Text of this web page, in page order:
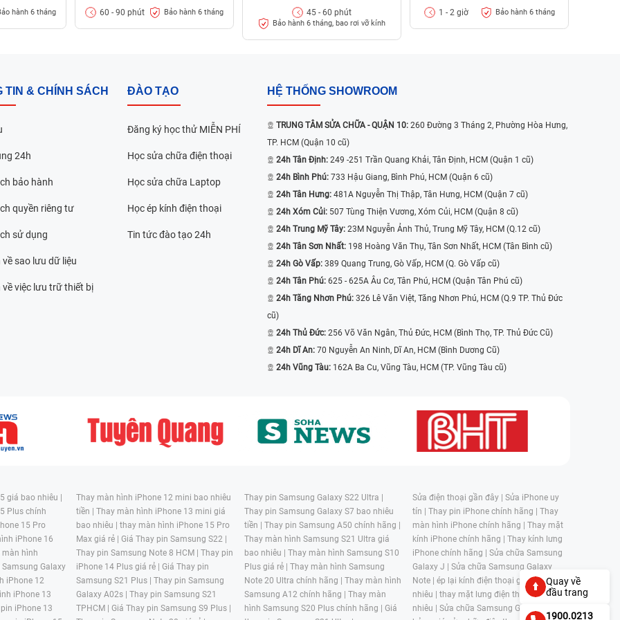
tròn, được Apple gọi là Liquid Retina.
nếu không may xảy ra lỗi hư hỏng trên
giá bao nhiêu?
Viện Điện Thoại, Laptop 24h :
có phát thêm chi phí)
trường hợp nào?
iPad, dưới đây là những biểu hiện mà cần
hành 6 tháng 60 - 90 phút Bảo hành 6 tháng 45 - 60 phút
Bảo hành 6 tháng, bao rơi vỡ kính
1 - 2 giờ Bảo hành 6 tháng
TIN & CHÍNH SÁCH
24h
bảo hành
quyền riêng tư
sử dụng
về sao lưu dữ liệu
về việc lưu trữ thiết bị
ĐÀO TẠO
Đăng ký học thử MIỄN PHÍ
Học sửa chữa điện thoại
Học sửa chữa Laptop
Học ép kính điện thoại
Tin tức đào tạo 24h
HỆ THỐNG SHOWROOM
TRUNG TÂM SỬA CHỮA - QUẬN 10: 260 Đường 3 Tháng 2, Phường Hòa Hưng,
TP. HCM (Quận 10 cũ)
24h Tân Định: 249 -251 Trần Quang Khải, Tân Định, HCM (Quận 1 cũ)
24h Bình Phú: 733 Hậu Giang, Bình Phú, HCM (Quận 6 cũ)
24h Tân Hưng: 481A Nguyễn Thị Thập, Tân Hưng, HCM (Quận 7 cũ)
24h Xóm Củi: 507 Tùng Thiện Vương, Xóm Củi, HCM (Quận 8 cũ)
24h Trung Mỹ Tây: 23M Nguyễn Ảnh Thủ, Trung Mỹ Tây, HCM (Q.12 cũ)
24h Tân Sơn Nhất: 198 Hoàng Văn Thụ, Tân Sơn Nhất, HCM (Tân Bình cũ)
24h Gò Vấp: 389 Quang Trung, Gò Vấp, HCM (Q. Gò Vấp cũ)
24h Tân Phú: 625 - 625A Âu Cơ, Tân Phú, HCM (Quận Tân Phú cũ)
24h Tăng Nhơn Phú: 326 Lê Văn Việt, Tăng Nhơn Phú, HCM (Q.9 TP. Thủ Đức
cũ)
24h Thủ Đức: 256 Võ Văn Ngân, Thủ Đức, HCM (Bình Thọ, TP. Thủ Đức Cũ)
24h Dĩ An: 70 Nguyễn An Ninh, Dĩ An, HCM (Bình Dương Cũ)
24h Vũng Tàu: 162A Ba Cu, Vũng Tàu, HCM (TP. Vũng Tàu cũ)
giá bao nhiêu |
Plus chính
15 Pro
iPhone 16
màn hình
Galaxy
iPhone 12
iPhone 13
iPhone 13
Thay màn hình iPhone 12 mini bao nhiêu
tiền | Thay màn hình iPhone 13 mini giá
bao nhiêu | thay màn hình iPhone 15 Pro
Max giá rẻ | Giá Thay pin Samsung S22 |
Thay pin Samsung Note 8 HCM | Thay pin
iPhone 14 Plus giá rẻ | Giá Thay pin
Samsung S21 Plus | Thay pin Samsung
Galaxy A02s | Thay pin Samsung S21
TPHCM | Giá Thay pin Samsung S9 Plus |
Thay pin Samsung Galaxy S22 Ultra |
Thay pin Samsung Galaxy S7 bao nhiêu
tiền | Thay pin Samsung A50 chính hãng |
Thay màn hình Samsung S21 Ultra giá
bao nhiêu | Thay màn hình Samsung S10
Plus giá rẻ | Thay màn hình Samsung
Note 20 Ultra chính hãng | Thay màn hình
Samsung A12 chính hãng | Thay màn
hình Samsung S20 Plus chính hãng | Giá
Sửa điện thoại gần đây | Sửa iPhone uy
tín | Thay pin iPhone chính hãng | Thay
màn hình iPhone chính hãng | Thay mặt
kính iPhone chính hãng | Thay kính lưng
iPhone chính hãng | Sửa chữa Samsung
Galaxy J | Sửa chữa Samsung Galaxy
Note | ép lại kính điện thoại giá bao
nhiêu | thay mặt lưng điện thoại giá bao
nhiêu | Sửa chữa Samsung Galaxy S |
Quay về
đầu trang
1900.0213